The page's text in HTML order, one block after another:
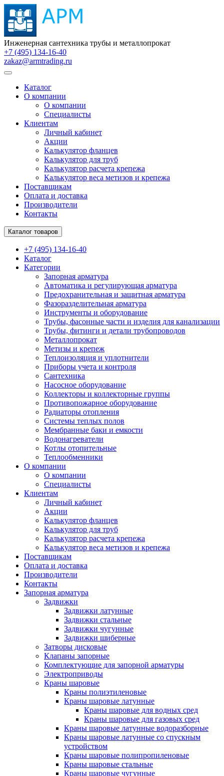
Инженерная сантехника трубы и металлопрокат
+7 (495) 134-16-40
zakaz@armtrading.ru
Каталог
О компании
О компании
Специалисты
Клиентам
Личный кабинет
Акции
Калькулятор фланцев
Калькулятор для труб
Калькулятор расчета крепежа
Калькулятор веса метизов и крепежа
Поставщикам
Оплата и доставка
Производители
Контакты
Каталог товаров
+7 (495) 134-16-40
Каталог
Категории
Запорная арматура
Автоматика и регулирующая арматура
Предохранительная и защитная арматура
Фазоразделительная арматура
Инструменты и оборудование
Трубы, фасонные части и изделия для канализации
Трубы, фитинги и детали трубопроводов
Металлопрокат
Метизы и крепеж
Теплоизоляция и уплотнители
Приборы учета и контроля
Сантехника
Насосное оборудование
Коллекторы и коллекторные группы
Противопожарное оборудование
Радиаторы отопления
Системы теплых полов
Мембранные баки и емкости
Водонагреватели
Котлы отопительные
Теплообменники
О компании
О компании
Специалисты
Клиентам
Личный кабинет
Акции
Калькулятор фланцев
Калькулятор для труб
Калькулятор расчета крепежа
Калькулятор веса метизов и крепежа
Поставщикам
Оплата и доставка
Производители
Контакты
Запорная арматура
Задвижки
Задвижки латунные
Задвижки стальные
Задвижки чугунные
Задвижки шиберные
Затворы дисковые
Клапаны запорные
Комплектующие для запорной арматуры
Электроприводы
Краны шаровые
Краны полиэтиленовые
Краны шаровые латунные
Краны шаровые для водных сред
Краны шаровые для газовых сред
Краны шаровые латунные водоразборные
Краны шаровые латунные со спускным
устройством
Краны шаровые полипропиленовые
Краны шаровые стальные
Краны шаровые чугунные